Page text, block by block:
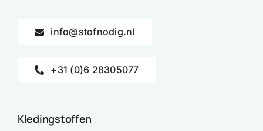
info@stofnodig.nl
+31 (0)6 28305077
Kledingstoffen